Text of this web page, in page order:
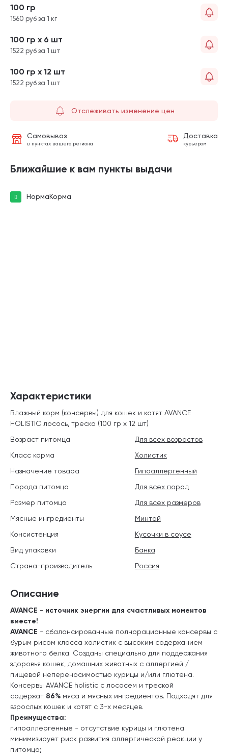
100 гр
1560 руб за 1 кг
100 гр х 6 шт
1522 руб за 1 шт
100 гр х 12 шт
1522 руб за 1 шт
Отслеживать изменение цен
Самовывоз
в пунктах вашего региона
Доставка
курьером
Ближайшие к вам пункты выдачи
НормаКорма
Описание
AVANCE - источник энергии для счастливых моментов
вместе!
AVANCE - сбалансированные полнорационные консервы с
бурым рисом класса холистик с высоким содержанием
животного белка. Созданы специально для поддержания
здоровья кошек, домашних животных с аллергией /
пищевой непереносимостью курицы и/или глютена.
Консервы AVANCE holistic с лососем и треской
содержат 86% мяса и мясных ингредиентов. Подходят для
взрослых кошек и котят с 3-х месяцев.
Преимущества:
гипоаллергенные - отсутствие курицы и глютена
минимизирует риск развития аллергической реакции у
питомца;
Характеристики
Влажный корм (консервы) для кошек и котят AVANCE
HOLISTIC лосось, треска (100 гр х 12 шт)
Возраст питомца
Для всех возрастов
Класс корма
Холистик
Назначение товара
Гипоаллергенный
Порода питомца
Для всех пород
Размер питомца
Для всех размеров
Мясные ингредиенты
Минтай
Консистенция
Кусочки в соусе
Вид упаковки
Банка
Страна-производитель
Россия